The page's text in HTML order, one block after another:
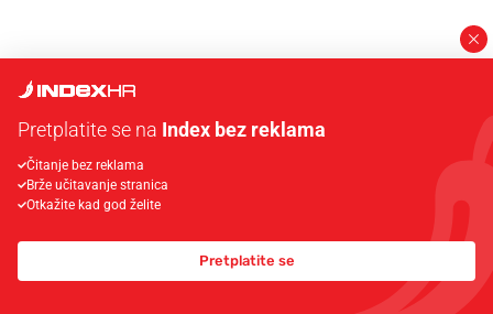
>> Opširnije
16.06.2026. 15:22
Bilić Englezima: Pritisak je uvijek na vama,
arogancija vam ne pomaže
Slaven Bilić analizira rivalstvo s Engleskom uoči SP-a.
Pretplatite se na Index bez reklama
Čitanje bez reklama
Brže učitavanje stranica
Otkažite kad god želite
Pretplatite se